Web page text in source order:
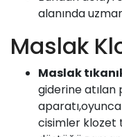
alanında
Maslak
Maslak
giderine atılan
cisimler klozet